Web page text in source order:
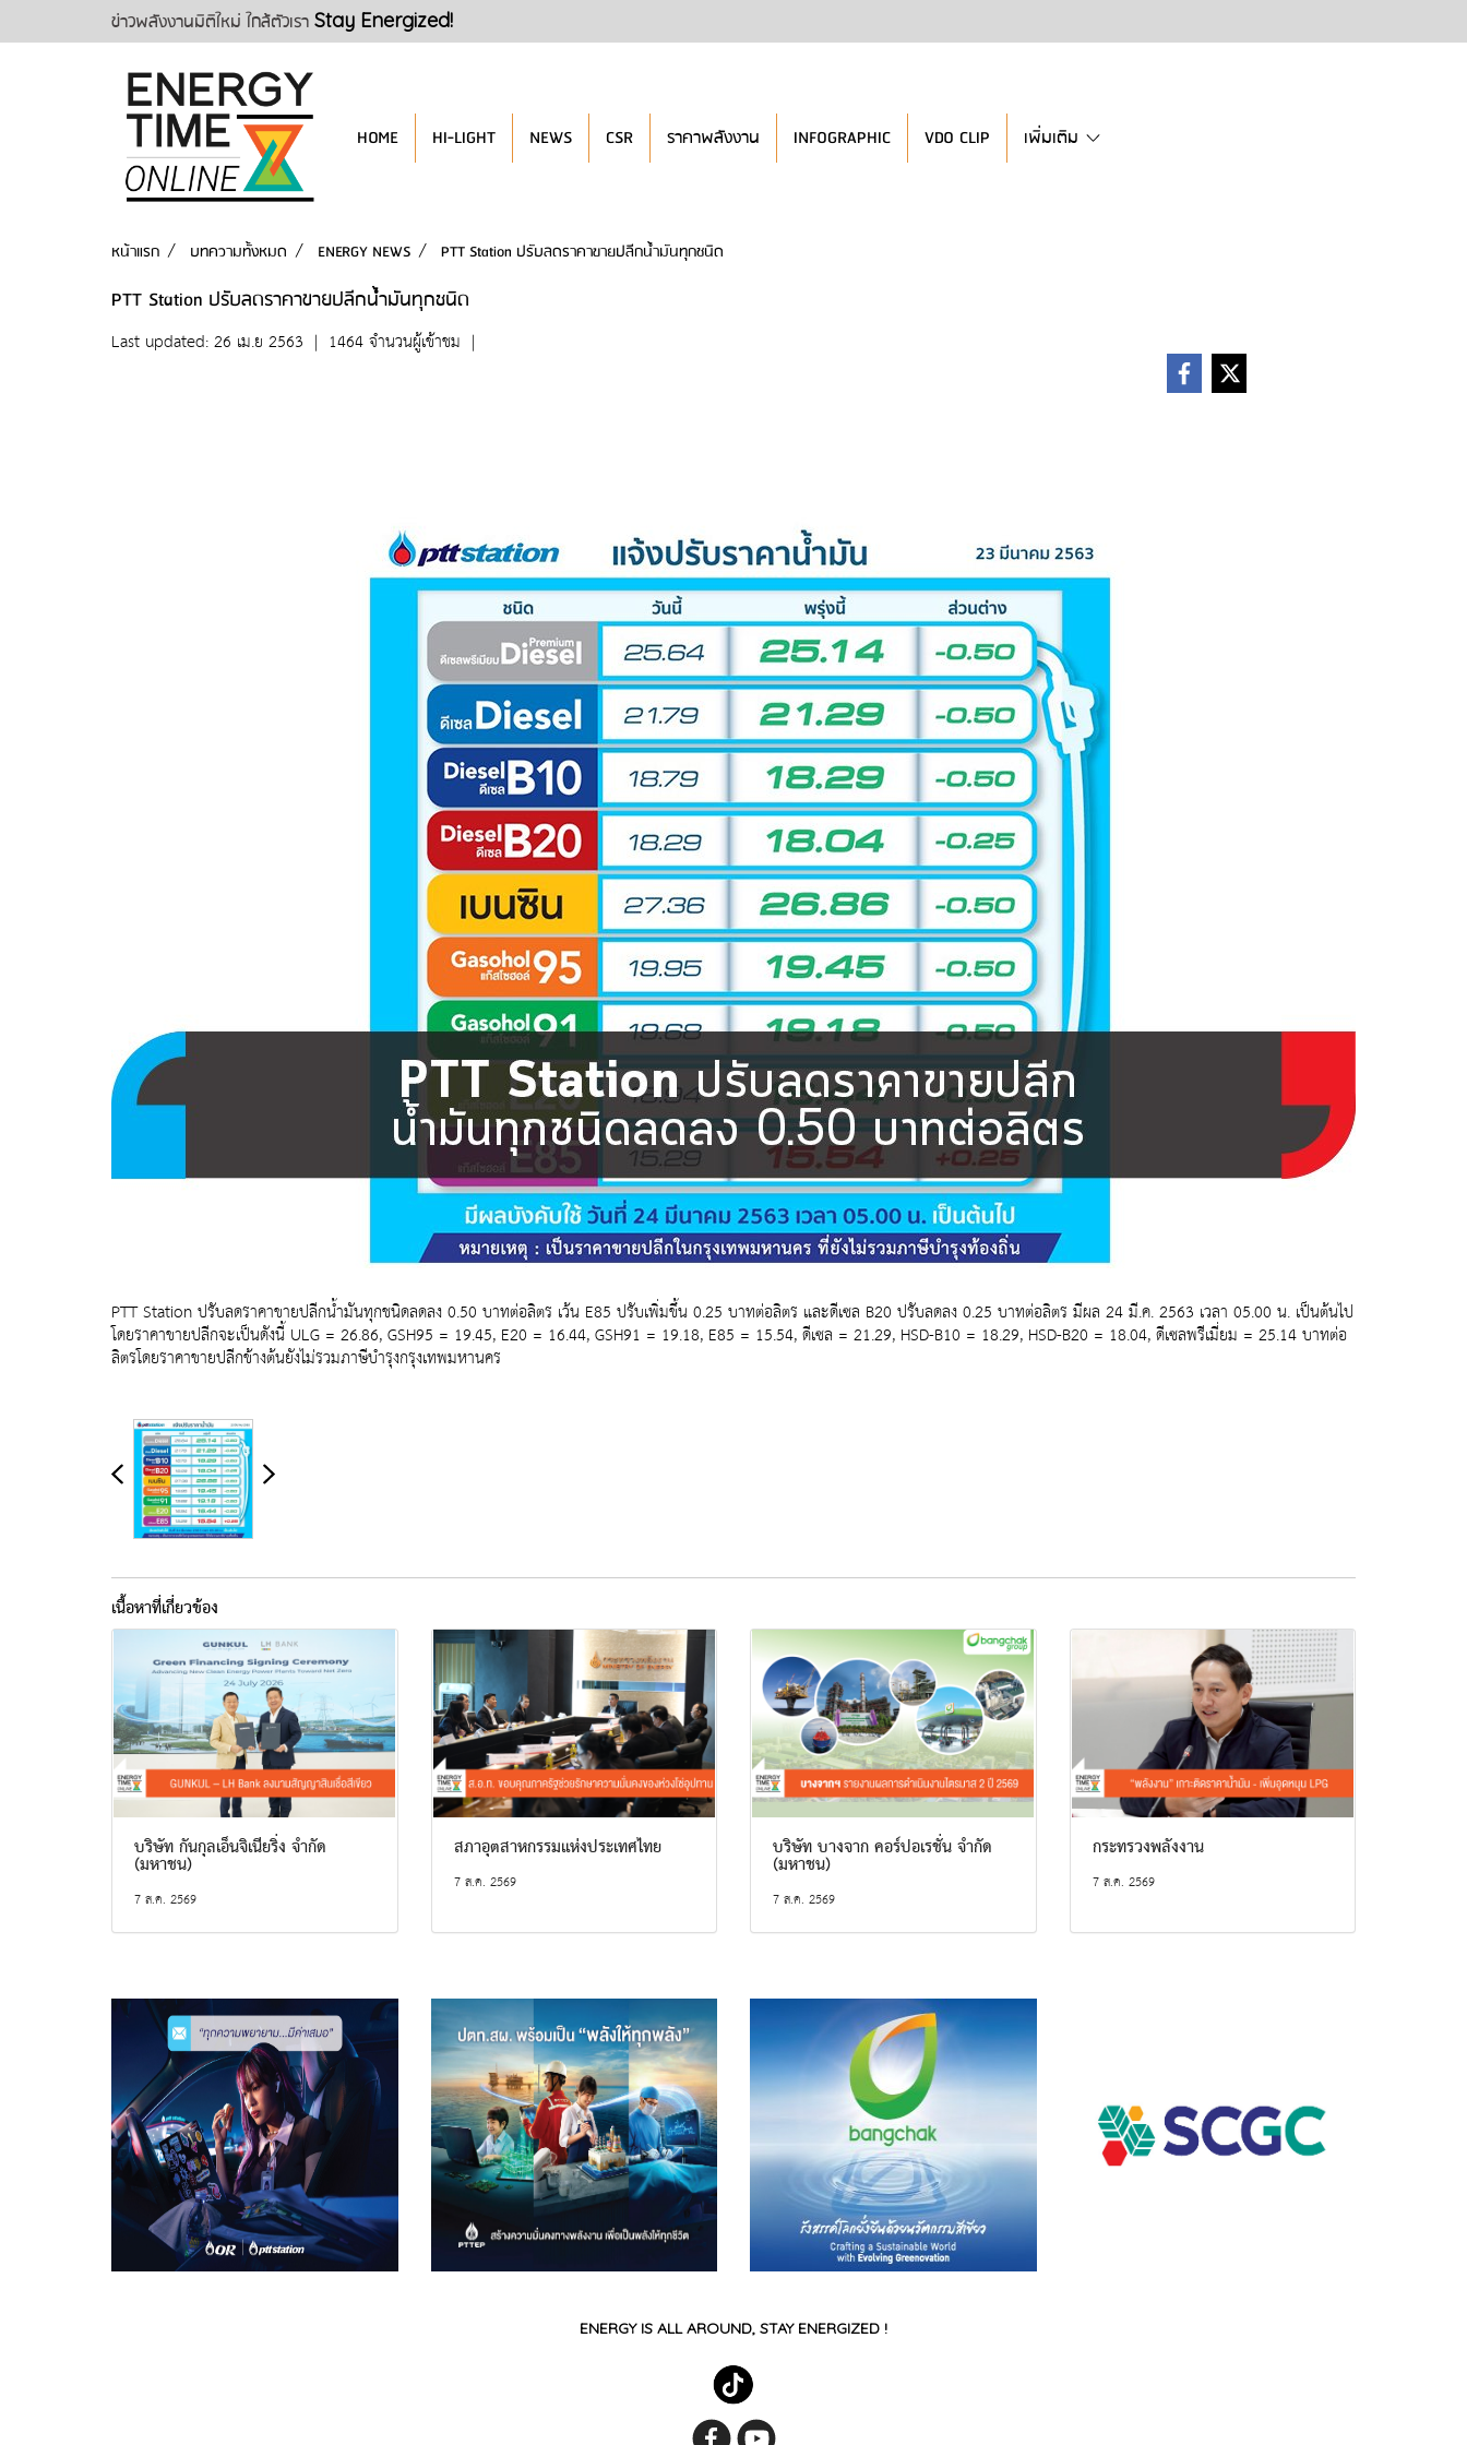
ข่าวพลังงานมิติใหม่ ใกล้ตัวเรา Stay Energized!
HOME HI-LIGHT NEWS CSR ราคาพลังงาน INFOGRAPHIC VDO CLIP เพิ่มเติม
หน้าแรก บทความทั้งหมด ENERGY NEWS PTT Station ปรับลดราคาขายปลีกน้ำมันทุกชนิด
PTT Station ปรับลดราคาขายปลีกน้ำมันทุกชนิด
Last updated: 26 เม.ย 2563 | 1464 จำนวนผู้เข้าชม |
PTT Station ปรับลดราคาขายปลีกน้ำมันทุกชนิดลดลง 0.50 บาทต่อลิตร เว้น E85 ปรับเพิ่มขึ้น 0.25 บาทต่อลิตร และดีเซล B20 ปรับลดลง 0.25 บาทต่อลิตร มีผล 24 มี.ค. 2563 เวลา 05.00 น. เป็นต้นไป
โดยราคาขายปลีกจะเป็นดังนี้ ULG = 26.86, GSH95 = 19.45, E20 = 16.44, GSH91 = 19.18, E85 = 15.54, ดีเซล = 21.29, HSD-B10 = 18.29, HSD-B20 = 18.04, ดีเซลพรีเมี่ยม = 25.14 บาทต่อ
ลิตรโดยราคาขายปลีกข้างต้นยังไม่รวมภาษีบำรุงกรุงเทพมหานคร
เนื้อหาที่เกี่ยวข้อง
บริษัท กันกุลเอ็นจิเนียริ่ง จำกัด
(มหาชน)
7 ส.ค. 2569
สภาอุตสาหกรรมแห่งประเทศไทย
7 ส.ค. 2569
บริษัท บางจาก คอร์ปอเรชั่น จำกัด
(มหาชน)
7 ส.ค. 2569
กระทรวงพลังงาน
7 ส.ค. 2569
ENERGY IS ALL AROUND, STAY ENERGIZED !